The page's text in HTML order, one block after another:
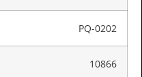
PQ-0202
10866